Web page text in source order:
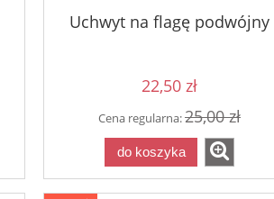
Uchwyt na flagę podwójny
22,50 zł
Cena regularna:25,00 zł
do koszyka